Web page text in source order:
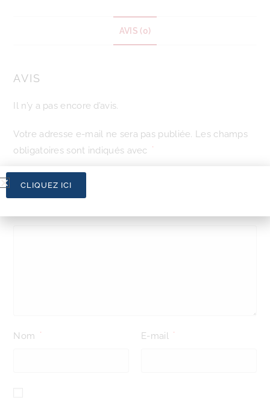
AVIS (0)
AVIS
Il n’y a pas encore d’avis.
Votre adresse e-mail ne sera pas publiée. Les champs
obligatoires sont indiqués avec
*
Votre note *
Nom * E-mail *
CLIQUEZ ICI